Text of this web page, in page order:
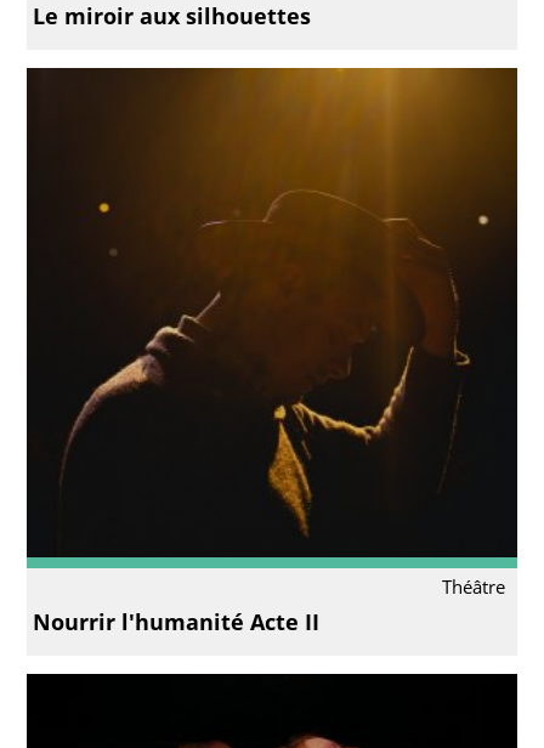
Le miroir aux silhouettes
Théâtre
Nourrir l'humanité Acte II